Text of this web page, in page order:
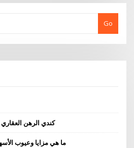
Go
كندي الرهن العقاري
ما هي مزايا وعيوب